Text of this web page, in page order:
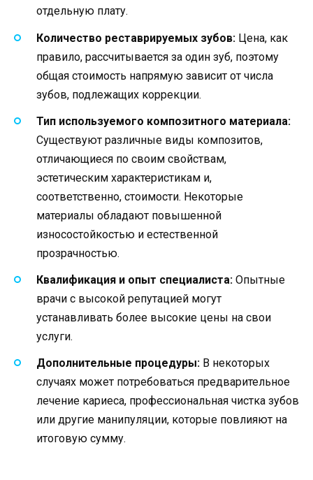
отдельную плату.
Количество реставрируемых зубов: Цена, как
правило, рассчитывается за один зуб, поэтому
общая стоимость напрямую зависит от числа
зубов, подлежащих коррекции.
Тип используемого композитного материала:
Существуют различные виды композитов,
отличающиеся по своим свойствам,
эстетическим характеристикам и,
соответственно, стоимости. Некоторые
материалы обладают повышенной
износостойкостью и естественной
прозрачностью.
Квалификация и опыт специалиста: Опытные
врачи с высокой репутацией могут
устанавливать более высокие цены на свои
услуги.
Дополнительные процедуры: В некоторых
случаях может потребоваться предварительное
лечение кариеса, профессиональная чистка зубов
или другие манипуляции, которые повлияют на
итоговую сумму.